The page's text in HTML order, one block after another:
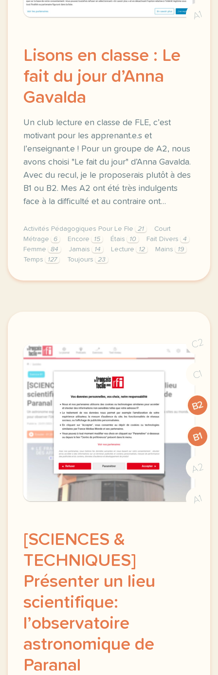
A1
Lisons en classe : Le
fait du jour d’Anna
Gavalda
Un club lecture en classe de FLE, c’est
motivant pour les apprenant.e.s et
l’enseignant.e ! Pour un groupe de A2, nous
avons choisi "Le fait du jour" d’Anna Gavalda.
Avec du recul, je le proposerais plutôt à des
B1 ou B2. Mes A2 ont été très indulgents
face à la difficulté et au contraire ont…
Activités Pédagogiques Pour Le Fle 21
Court
Métrage
6 Encore 15 Étais 10 Fait Divers
4
Femme
84 Jamais 14 Lecture 12 Mains
19
Temps
127 Toujours 23
un club lecture en classe de fle c est motivant
C2
C1
B2
B1
A2
A1
[SCIENCES &
TECHNIQUES]
Présenter un lieu
scientifique:
l’observatoire
astronomique de
Paranal